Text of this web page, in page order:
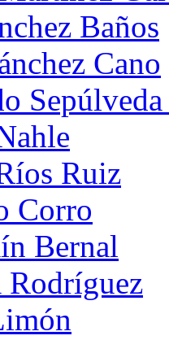
Baños
Cano
Ruiz
Corro
Bernal
Rodríguez